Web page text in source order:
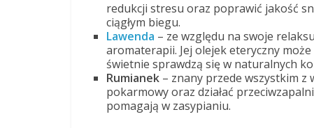
redukcji stresu oraz poprawić jakość
ciągłym biegu.
Lawenda – ze względu na swoje
aromaterapii. Jej olejek eteryczny
świetnie sprawdzą się w naturalnych
Rumianek – znany przede wszystkim z
pokarmowy oraz działać
pomagają w zasypianiu.